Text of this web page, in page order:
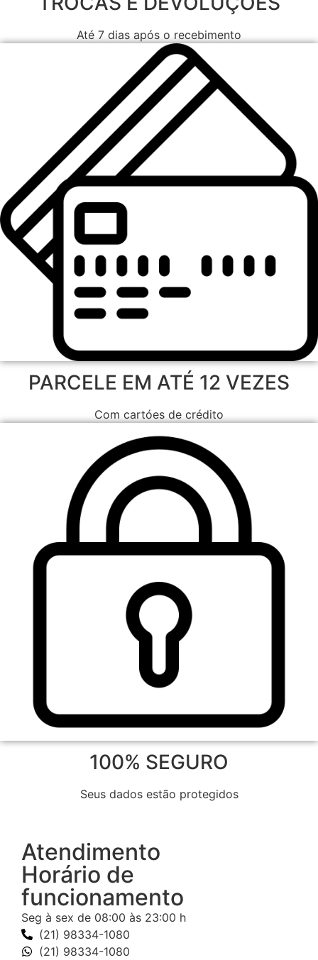
Até 7 dias após o recebimento
PARCELE EM ATÉ 12 VEZES
Com cartóes de crédito
100% SEGURO
Seus dados estão protegidos
Atendimento
Horário de
funcionamento
Seg à sex de 08:00 às 23:00 h
(21) 98334-1080
(21) 98334-1080